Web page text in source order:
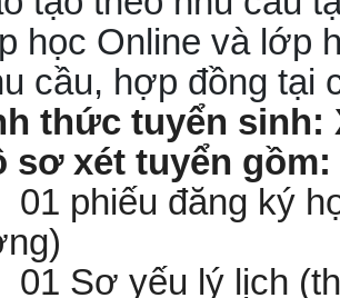
học Online và lớp
cầu, hợp đồng tại
thức tuyển sinh:
sơ xét tuyển gồm:
phiếu đăng ký
Sơ yếu lý lịch